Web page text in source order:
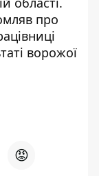
про
ворожої
😡